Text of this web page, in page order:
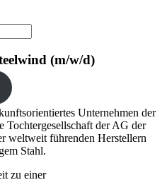
(m/w/d)
Unternehmen der
Tochtergesellschaft der AG der
weltweit führenden Herstellern
Stahl.
zu einer